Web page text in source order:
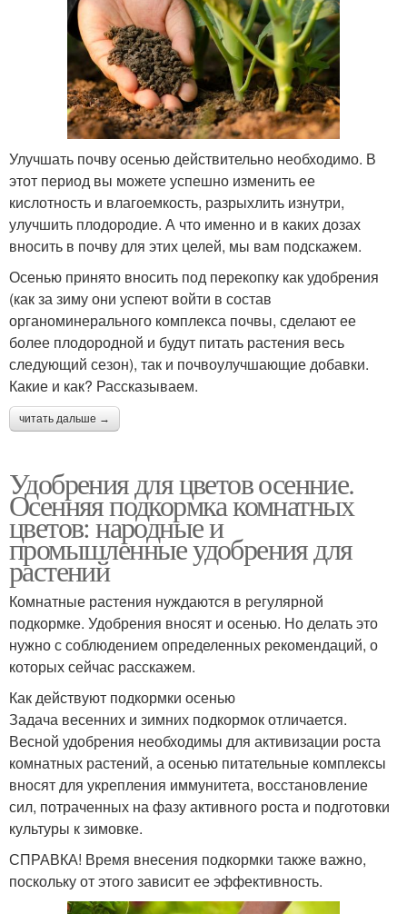
Улучшать почву осенью действительно необходимо. В
этот период вы можете успешно изменить ее
кислотность и влагоемкость, разрыхлить изнутри,
улучшить плодородие. А что именно и в каких дозах
вносить в почву для этих целей, мы вам подскажем.
Осенью принято вносить под перекопку как удобрения
(как за зиму они успеют войти в состав
органоминерального комплекса почвы, сделают ее
более плодородной и будут питать растения весь
следующий сезон), так и почвоулучшающие добавки.
Какие и как? Рассказываем.
читать дальше →
Удобрения для цветов осенние.
Осенняя подкормка комнатных
цветов: народные и
промышленные удобрения для
растений
Комнатные растения нуждаются в регулярной
подкормке. Удобрения вносят и осенью. Но делать это
нужно с соблюдением определенных рекомендаций, о
которых сейчас расскажем.
Как действуют подкормки осенью
Задача весенних и зимних подкормок отличается.
Весной удобрения необходимы для активизации роста
комнатных растений, а осенью питательные комплексы
вносят для укрепления иммунитета, восстановление
сил, потраченных на фазу активного роста и подготовки
культуры к зимовке.
СПРАВКА! Время внесения подкормки также важно,
поскольку от этого зависит ее эффективность.